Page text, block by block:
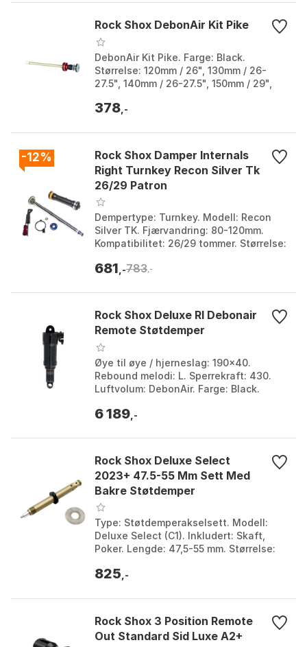
Rock Shox DebonAir Kit Pike
DebonAir Kit Pike. Farge: Black.
Størrelse: 120mm / 26", 130mm / 26-
27.5", 140mm / 26-27.5", 150mm / 29",
/ 27.5-29", 160mm...
378 ,-
-12%
Rock Shox Damper Internals
Right Turnkey Recon Silver Tk
26/29 Patron
Dempertype: Turnkey. Modell: Recon
Silver TK. Fjærvandring: 80-120mm.
Kompatibilitet: 26/29 tommer. Størrelse:
681 ,-783 ,-
Rock Shox Deluxe Rl Debonair
Remote Støtdemper
Øye til øye / hjerneslag: 190x40.
Rebound melodi: L. Sperrekraft: 430.
Luftvolum: DebonAir. Farge: Black.
6 189 ,-
Rock Shox Deluxe Select
2023+ 47.5-55 Mm Sett Med
Bakre Støtdemper
Type: Støtdemperakselsett. Modell:
Deluxe Select (C1). Inkludert: Skaft,
Poker. Lengde: 47,5-55 mm. Størrelse:
825 ,-
Rock Shox 3 Position Remote
Out Standard Sid Luxe A2+